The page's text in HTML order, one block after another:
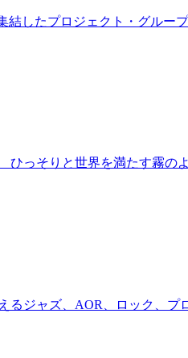
したプロジェクト・グル
っそりと世界を満たす霧
ジャズ、AOR、ロック、